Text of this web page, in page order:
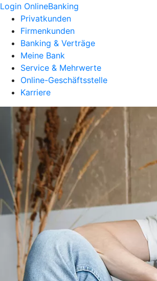
Login OnlineBanking
Privatkunden
Firmenkunden
Banking & Verträge
Meine Bank
Service & Mehrwerte
Online-Geschäftsstelle
Karriere